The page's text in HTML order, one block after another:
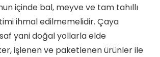
içinde bal, meyve ve tam tahıllı
ihmal edilmemelidir. Çaya
yani doğal yollarla elde
işlenen ve paketlenen ürünler ile